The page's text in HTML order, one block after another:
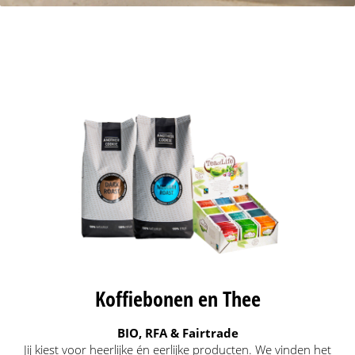
Koffiebonen en Thee
BIO, RFA & Fairtrade
Jij kiest voor heerlijke én eerlijke producten. We vinden het